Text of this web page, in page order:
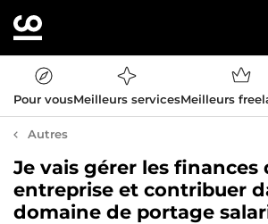
Pour vousMeilleurs servicesMeilleurs
Autres
Je vais gérer les finances
entreprise et contribuer
domaine de portage